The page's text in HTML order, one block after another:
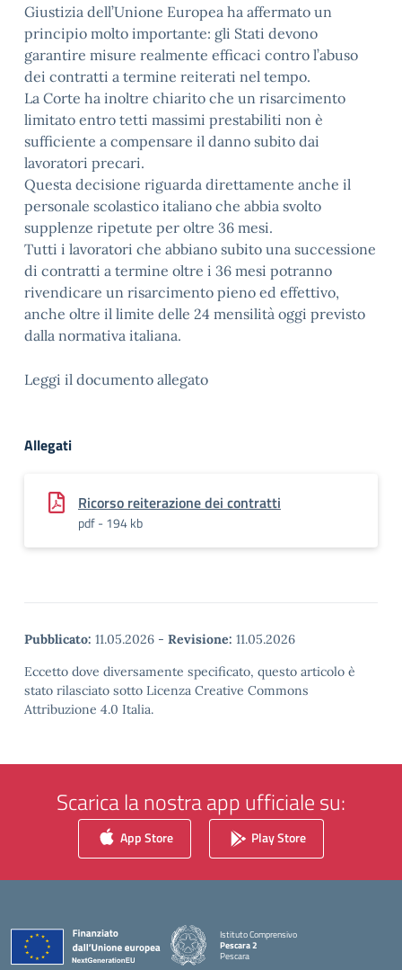
Giustizia dell’Unione Europea ha affermato un
principio molto importante: gli Stati devono
garantire misure realmente efficaci contro l’abuso
dei contratti a termine reiterati nel tempo.
La Corte ha inoltre chiarito che un risarcimento
limitato entro tetti massimi prestabiliti non è
sufficiente a compensare il danno subito dai
lavoratori precari.
Questa decisione riguarda direttamente anche il
personale scolastico italiano che abbia svolto
supplenze ripetute per oltre 36 mesi.
Tutti i lavoratori che abbiano subito una successione
di contratti a termine oltre i 36 mesi potranno
rivendicare un risarcimento pieno ed effettivo,
anche oltre il limite delle 24 mensilità oggi previsto
dalla normativa italiana.
Leggi il documento allegato
Allegati
Ricorso reiterazione dei contratti
pdf - 194 kb
Pubblicato: 11.05.2026 - Revisione: 11.05.2026
Eccetto dove diversamente specificato, questo articolo è
stato rilasciato sotto Licenza Creative Commons
Attribuzione 4.0 Italia.
Scarica la nostra app ufficiale su:
App Store Play Store
Istituto Comprensivo
Pescara 2
Pescara